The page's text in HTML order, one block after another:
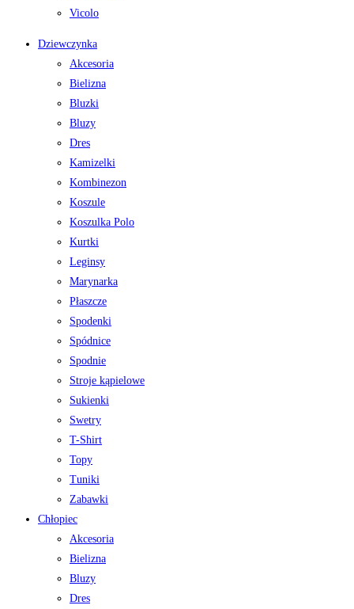
Vicolo
Dziewczynka
Akcesoria
Bielizna
Bluzki
Bluzy
Dres
Kamizelki
Kombinezon
Koszule
Koszulka Polo
Kurtki
Leginsy
Marynarka
Płaszcze
Spodenki
Spódnice
Spodnie
Stroje kąpielowe
Sukienki
Swetry
T-Shirt
Topy
Tuniki
Zabawki
Chłopiec
Akcesoria
Bielizna
Bluzy
Dres